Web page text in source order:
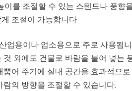
이를 조절할 수 있는 스텐드나 풍향
조절이 가능합니다.
업용이나 업소용으로 주로 사용됩
외에도 건물로 바람을 불어 넣는
어 주기에 실내 공간을 효과적으
의 방향을 조절할 수 있습니다.